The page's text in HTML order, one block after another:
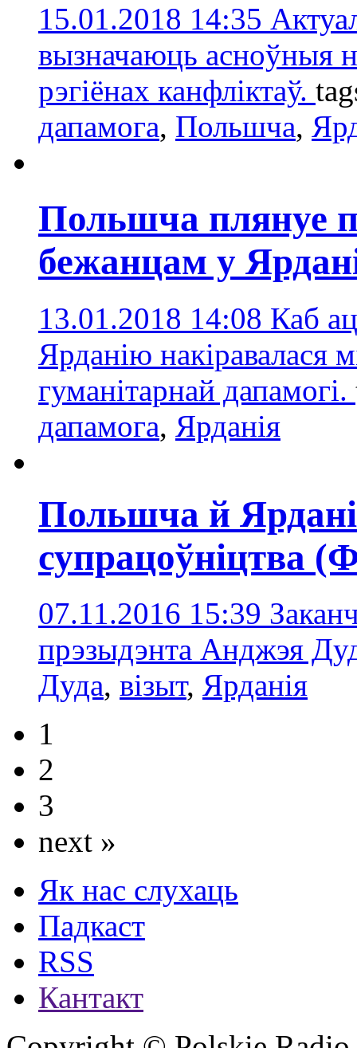
15.01.2018 14:35
вызначаюць асноўныя
рэгіёнах канфліктаў.
дапамога, Польшчa,
Польшча плянуе
бежанцам у
13.01.2018 14:08 Каб
Ярданію накіравалася
гуманітарнай дапамогі.
дапамогa, Ярданія
Польшча й
супрацоўніцтва
07.11.2016 15:39
прэзыдэнта Анджэя
Дуда, візыт, Ярданія
1
2
3
next »
Як нас слухаць
Падкаст
RSS
Кантакт